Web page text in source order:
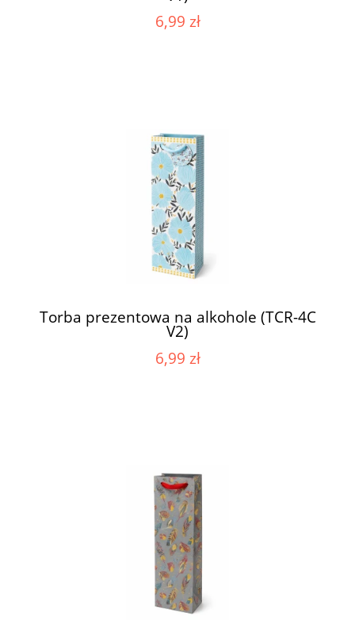
6,99 zł
Torba prezentowa na alkohole (TCR-4C
V2)
6,99 zł